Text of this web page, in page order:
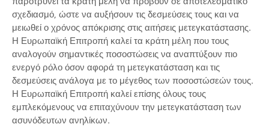
σχεδιασμό, ώστε να αυξήσουν τις δεσμεύσεις τους και να
μειωθεί ο χρόνος απόκρισης στις αιτήσεις μετεγκατάστασης.
Η Ευρωπαϊκή Επιτροπή καλεί τα κράτη μέλη που τους
αναλογούν σημαντικές ποσοστώσεις να αναπτύξουν πιο
ενεργό ρόλο όσον αφορά τη μετεγκατάσταση και τις
δεσμεύσεις ανάλογα με το μέγεθος των ποσοστώσεών τους.
Η Ευρωπαϊκή Επιτροπή καλεί επίσης όλους τους
εμπλεκόμενους να επιταχύνουν την μετεγκατάσταση των
ασυνόδευτων ανηλίκων.